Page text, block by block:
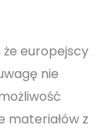
że europejscy
nie
materiałów z